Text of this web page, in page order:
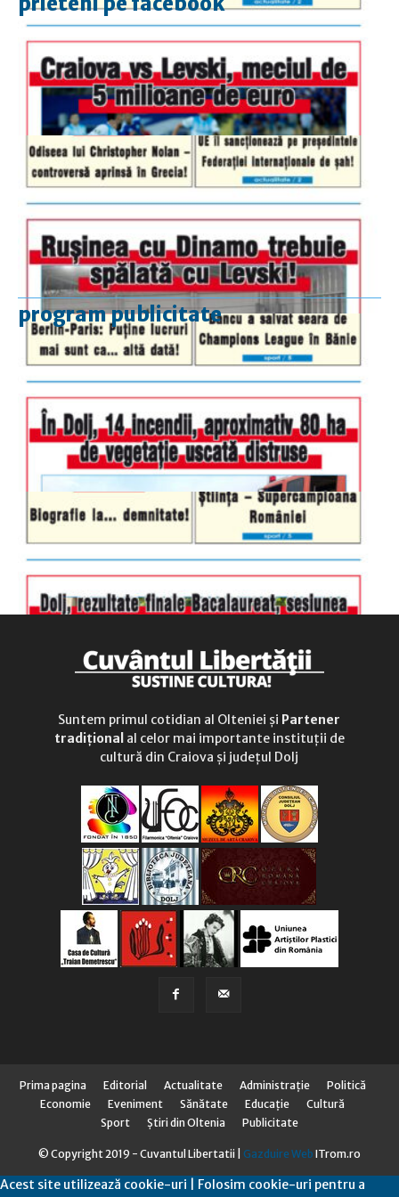
program publicitate
luni-vineri
9.00 - 17.00
duminică
9.00 - 12.00
Suntem primul cotidian al Olteniei și Partener
tradițional al celor mai importante instituții de
cultură din Craiova și județul Dolj
Prima pagina Editorial Actualitate Administraţie
Politică
Economie
Eveniment Sănătate Educaţie
Cultură
Sport
Știri din Oltenia Publicitate
© Copyright 2019 - Cuvantul Libertatii | Gazduire Web ITrom.ro
Acest site utilizează cookie-uri | Folosim cookie-uri pentru a